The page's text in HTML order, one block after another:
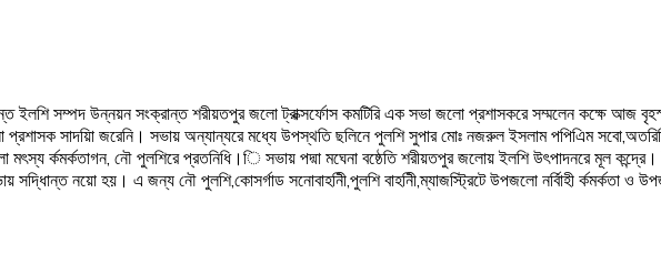
ইলশি সম্পদ উন্নয়ন সংক্রান্ত শরীয়তপুর জলো ট্রাক্সর্ফোস কমটিরি এক সভা জলো প্রশাসকরে সম্মলেন কক্ষে আজ
সাদয়িা জরেনি। সভায় অন্যান্যরে মধ্যে উপস্থতি ছলিনে পুলশি সুপার মোঃ নজরুল ইসলাম পপিএিম
মৎস্য র্কমর্কতাগন, নৌ পুলশিরে প্রতনিধি।ি সভায় পদ্মা মঘেনা বষ্ঠেতি শরীয়তপুর জলোয় ইলশি উৎপাদনরে মূল
নয়ো হয়। এ জন্য নৌ পুলশি,কোসর্গাড সনোবাহনিী,পুলশি বাহনিী,ম্যাজস্ট্রিটে উপজলো নর্বিাহী র্কমর্কতা ও